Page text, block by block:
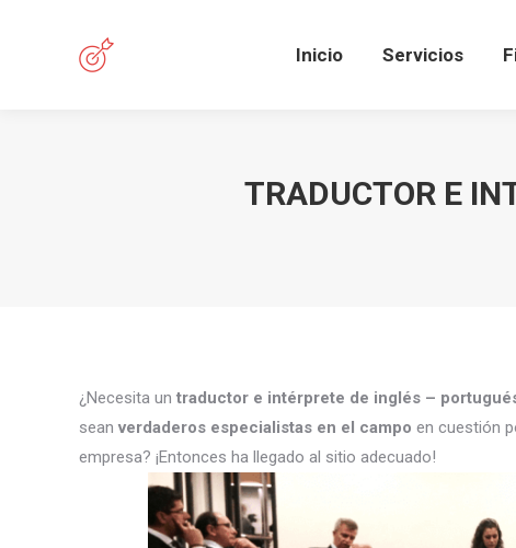
Inicio Servicios
TRADUCTOR E
¿Necesita un traductor e intérprete de inglés –
sean verdaderos especialistas en el campo en cuestión
empresa? ¡Entonces ha llegado al sitio adecuado!